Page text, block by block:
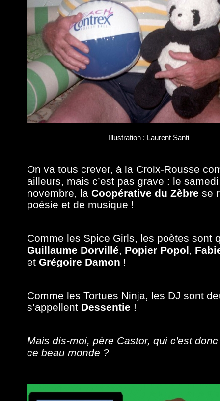
Illustration : Laurent Santi
On va tous crever, à la Croix-Rousse
ailleurs, mais c’est pas grave : le
novembre, la Coopérative du Zèbre se
poésie et de musique !
Comme les Spice Girls, les poètes sont
Guillaume Dorvillé, Popier Popol,
et Grégoire Damon !
Comme les Tortues Ninja, les DJ sont
s’appellent Dessentie !
Mais dis-moi, père Castor, qui c'est
ce beau monde ?